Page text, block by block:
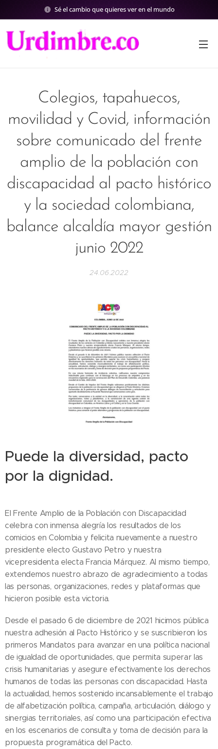
Sé el cambio que quieres ver en el mundo
Colegios, tapahuecos,
movilidad y Covid, información
sobre comunicado del frente
amplio de la población con
discapacidad al pacto histórico
y la sociedad colombiana,
balance alcaldía mayor gestión
junio 2022
24.06.2022
Puede la diversidad, pacto
por la dignidad.
El Frente Amplio de la Población con Discapacidad
celebra con inmensa alegría los resultados de los
comicios en Colombia y felicita nuevamente a nuestro
presidente electo Gustavo Petro y nuestra
vicepresidenta electa Francia Márquez. Al mismo tiempo,
extendemos nuestro abrazo de agradecimiento a todas
las personas, organizaciones, redes y plataformas que
hicieron posible esta victoria.
Desde el pasado 6 de diciembre de 2021 hicimos pública
nuestra adhesión al Pacto Histórico y se suscribieron los
primeros Mandatos para avanzar en una política nacional
de igualdad de oportunidades, que permita superar las
crisis humanitarias y asegure efectivamente los derechos
humanos de todas las personas con discapacidad. Hasta
la actualidad, hemos sostenido incansablemente el trabajo
de alfabetización política, campaña, articulación, diálogo y
sinergias territoriales, así como una participación efectiva
en los escenarios de consulta y toma de decisión para la
propuesta programática del Pacto.